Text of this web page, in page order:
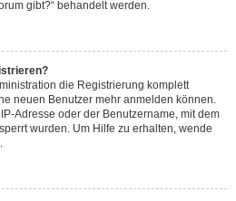
gibt?“ behandelt werden.
die Registrierung komplett
neuen Benutzer mehr anmelden können.
Adresse oder der Benutzername, mit dem
wurden. Um Hilfe zu erhalten, wende